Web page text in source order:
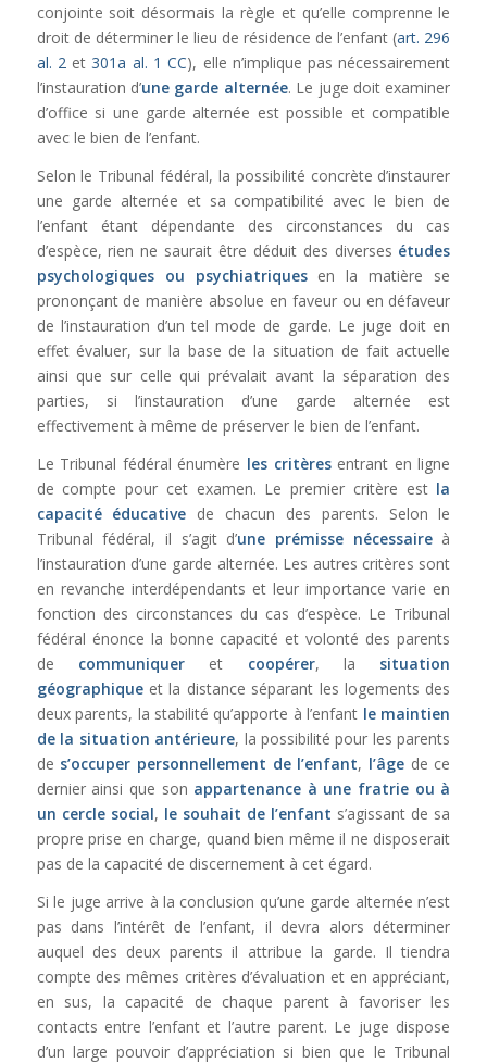
conjointe soit désormais la règle et qu’elle comprenne le
droit de déterminer le lieu de résidence de l’enfant (art. 296
al. 2 et 301a al. 1CC), elle n’implique pas nécessairement
l’instauration d’une garde alternée. Le juge doit examiner
d’office si une garde alternée est possible et compatible
avec le bien de l’enfant.
Selon le Tribunal fédéral, la possibilité concrète d’instaurer
une garde alternée et sa compatibilité avec le bien de
l’enfant étant dépendante des circonstances du cas
d’espèce, rien ne saurait être déduit des diverses études
psychologiques ou psychiatriquesen la matière se
prononçant de manière absolue en faveur ou en défaveur
de l’instauration d’un tel mode de garde. Le juge doit en
effet évaluer, sur la base de la situation de fait actuelle
ainsi que sur celle qui prévalait avant la séparation des
parties, si l’instauration d’une garde alternée est
effectivement à même de préserver le bien de l’enfant.
Le Tribunal fédéral énumère les critères entrant en ligne
de compte pour cet examen. Le premier critère est la
capacité éducative de chacun des parents. Selon le
Tribunal fédéral, il s’agit d’une prémisse nécessaireà
l’instauration d’une garde alternée. Les autres critères sont
en revanche interdépendants et leur importance varie en
fonction des circonstances du cas d’espèce. Le Tribunal
fédéral énonce la bonne capacité et volonté des parents
de communiqueret coopérer, la situation
géographiqueet la distance séparant les logements des
deux parents, la stabilité qu’apporte à l’enfant le maintien
de la situation antérieure, la possibilité pour les parents
de s’occuper personnellement de l’enfant, l’âge de ce
dernier ainsi que son appartenance à une fratrie ou à
un cercle social, le souhait de l’enfant s’agissant de sa
propre prise en charge, quand bien même il ne disposerait
pas de la capacité de discernement à cet égard.
Si le juge arrive à la conclusion qu’une garde alternée n’est
pas dans l’intérêt de l’enfant, il devra alors déterminer
auquel des deux parents il attribue la garde. Il tiendra
compte des mêmes critères d’évaluation et en appréciant,
en sus, la capacité de chaque parent à favoriser les
contacts entre l’enfant et l’autre parent. Le juge dispose
d’un large pouvoir d’appréciation si bien que le Tribunal